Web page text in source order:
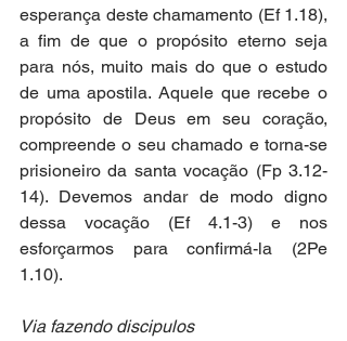
esperança deste chamamento (Ef 1.18),
a fim de que o propósito eterno seja
para nós, muito mais do que o estudo
de uma apostila. Aquele que recebe o
propósito de Deus em seu coração,
compreende o seu chamado e torna-se
prisioneiro da santa vocação (Fp 3.12-
14). Devemos andar de modo digno
dessa vocação (Ef 4.1-3) e nos
esforçarmos para confirmá-la (2Pe
1.10).
Via fazendo discipulos